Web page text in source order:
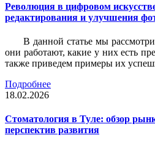
Революция в цифровом
редактирования и улучшения
В данной статье мы
они работают, какие у них есть
также приведем примеры их
Подробнее
18.02.2026
Стоматология в Туле: обзор
перспектив развития